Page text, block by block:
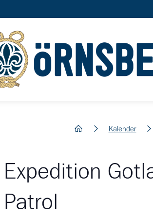
hem Kalender
Expedition
Patrol